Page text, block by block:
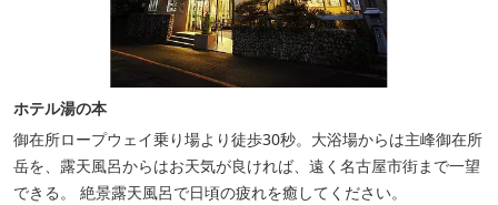
ホテル湯の本
御在所ロープウェイ乗り場より徒歩30秒。大浴場からは主峰御在所
岳を、露天風呂からはお天気が良ければ、遠く名古屋市街まで一望
できる。 絶景露天風呂で日頃の疲れを癒してください。